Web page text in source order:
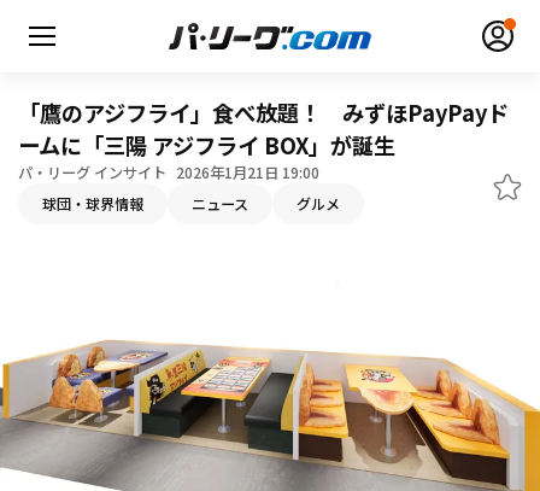
無料アカウント登録
動画
日程・結果
順位表･成績
「鷹のアジフライ」食べ放題！ みずほPayPayド
ームに「三陽 アジフライ BOX」が誕生
パ・リーグ インサイト 2026年1月21日 19:00
球団・球界情報 ニュース グルメ